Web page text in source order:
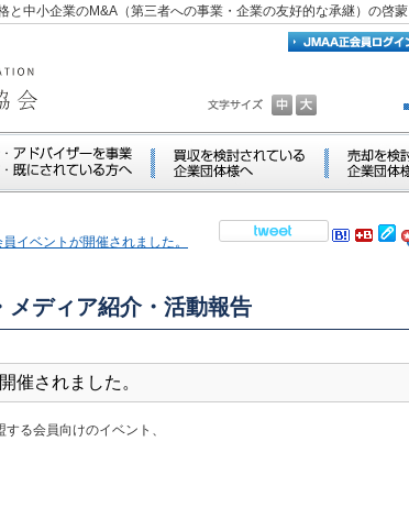
と中小企業のM&A（第三者への事業・企業の友好的な承継）の啓蒙
イベントが開催されました。
メディア紹介・活動報告
催されました。
る会員向けのイベント、